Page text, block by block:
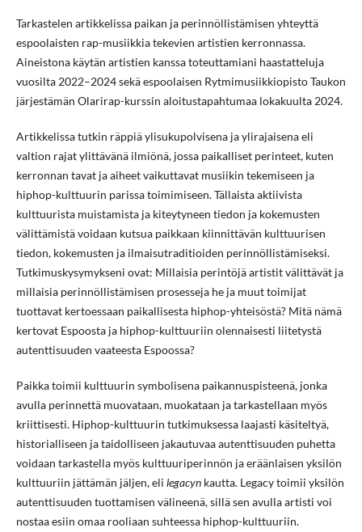
Tarkastelen artikkelissa paikan ja perinnöllistämisen yhteyttä
espoolaisten rap-musiikkia tekevien artistien kerronnassa.
Aineistona käytän artistien kanssa toteuttamiani haastatteluja
vuosilta 2022–2024 sekä espoolaisen Rytmimusiikkiopisto Taukon
järjestämän Olarirap-kurssin aloitustapahtumaa lokakuulta 2024.
Artikkelissa tutkin räppiä ylisukupolvisena ja ylirajaisena eli
valtion rajat ylittävänä ilmiönä, jossa paikalliset perinteet, kuten
kerronnan tavat ja aiheet vaikuttavat musiikin tekemiseen ja
hiphop-kulttuurin parissa toimimiseen. Tällaista aktiivista
kulttuurista muistamista ja kiteytyneen tiedon ja kokemusten
välittämistä voidaan kutsua paikkaan kiinnittävän kulttuurisen
tiedon, kokemusten ja ilmaisutraditioiden perinnöllistämiseksi.
Tutkimuskysymykseni ovat: Millaisia perintöjä artistit välittävät ja
millaisia perinnöllistämisen prosesseja he ja muut toimijat
tuottavat kertoessaan paikallisesta hiphop-yhteisöstä? Mitä nämä
kertovat Espoosta ja hiphop-kulttuuriin olennaisesti liitetystä
autenttisuuden vaateesta Espoossa?
Paikka toimii kulttuurin symbolisena paikannuspisteenä, jonka
avulla perinnettä muovataan, muokataan ja tarkastellaan myös
kriittisesti. Hiphop-kulttuurin tutkimuksessa laajasti käsiteltyä,
historialliseen ja taidolliseen jakautuvaa autenttisuuden puhetta
voidaan tarkastella myös kulttuuriperinnön ja eräänlaisen yksilön
kulttuuriin jättämän jäljen, eli legacynkautta. Legacy toimii yksilön
autenttisuuden tuottamisen välineenä, sillä sen avulla artisti voi
nostaa esiin omaa rooliaan suhteessa hiphop-kulttuuriin.